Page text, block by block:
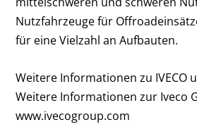
Nutzfahrzeuge für
für eine Vielzahl an Aufbauten.
Weitere Informationen zu IVECO
Weitere Informationen zur Iveco
www.ivecogroup.com